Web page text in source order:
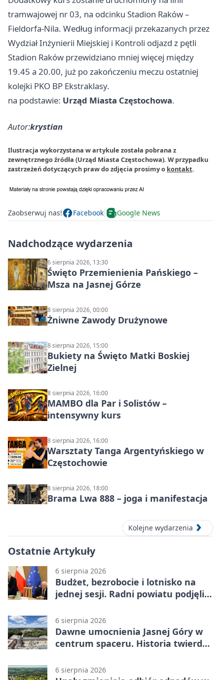
tramwajowej nr 03, na odcinku Stadion Raków –
Fieldorfa-Nila. Według informacji przekazanych przez
Wydział Inżynierii Miejskiej i Kontroli odjazd z pętli
Stadion Raków przewidziano mniej więcej między
19.45 a 20.00, już po zakończeniu meczu ostatniej
kolejki PKO BP Ekstraklasy.
na podstawie: Urząd Miasta Częstochowa.
Autor:krystian
Ilustracja wykorzystana w artykule została pobrana z
zewnętrznego źródła (Urząd Miasta Częstochowa). W przypadku
zastrzeżeń dotyczących praw do zdjęcia prosimy o kontakt.
Zaobserwuj nas! Facebook Google News
Nadchodzące wydarzenia
6 sierpnia 2026, 13:30
Święto Przemienienia Pańskiego –
Msza na Jasnej Górze
8 sierpnia 2026, 00:00
Żniwne Zawody Drużynowe
8 sierpnia 2026, 15:00
Bukiety na Święto Matki Boskiej
Zielnej
8 sierpnia 2026, 16:00
MAMBO dla Par i Solistów –
intensywny kurs
8 sierpnia 2026, 16:00
Warsztaty Tanga Argentyńskiego w
Częstochowie
8 sierpnia 2026, 18:00
Brama Lwa 888 – joga i manifestacja
Kolejne wydarzenia
Ostatnie Artykuły
6 sierpnia 2026
Budżet, bezrobocie i lotnisko na
jednej sesji. Radni powiatu podjęli
6 sierpnia 2026
Dawne umocnienia Jasnej Góry w
centrum spaceru. Historia twierdzy
6 sierpnia 2026